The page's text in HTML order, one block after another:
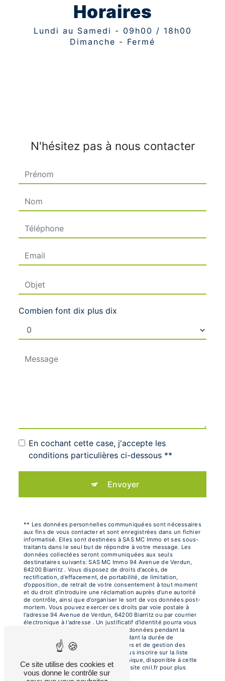
Horaires
Lundi au Samedi - 09h00 / 18h00
Dimanche - Fermé
N'hésitez pas à nous contacter
Combien font dix plus dix
En cochant cette case, j'accepte les
conditions particulières ci-dessous **
Envoyer
** Les données personnelles communiquées sont nécessaires
aux fins de vous contacter et sont enregistrées dans un fichier
informatisé. Elles sont destinées à SAS MC Immo et ses sous-
traitants dans le seul but de répondre à votre message. Les
données collectées seront communiquées aux seuls
destinataires suivants: SAS MC Immo 94 Avenue de Verdun,
64200 Biarritz . Vous disposez de droits d’accès, de
rectification, d’effacement, de portabilité, de limitation,
d’opposition, de retrait de votre consentement à tout moment
et du droit d’introduire une réclamation auprès d’une autorité
de contrôle, ainsi que d’organiser le sort de vos données post-
mortem. Vous pouvez exercer ces droits par voie postale à
l'adresse 94 Avenue de Verdun, 64200 Biarritz ou par courrier
électronique à l'adresse . Un justificatif d'identité pourra vous
être demandé. Nous conservons vos données pendant la
période de prise de contact puis pendant la durée de
prescription légale aux fins probatoires et de gestion des
contentieux. Vous avez le droit de vous inscrire sur la liste
d'opposition au démarchage téléphonique, disponible à cette
adresse: Bloctel.gouv.fr. Consultez le site cnil.fr pour plus
d’informations sur vos droits.
Ce site utilise des cookies et
vous donne le contrôle sur